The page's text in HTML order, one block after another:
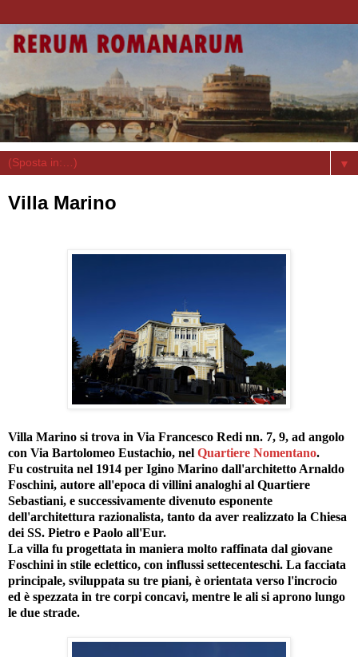
▼
Villa Marino
Villa Marino si trova in Via Francesco Redi nn. 7, 9, ad angolo
con Via Bartolomeo Eustachio, nel Quartiere Nomentano.
Fu costruita nel 1914 per Igino Marino dall'architetto Arnaldo
Foschini, autore all'epoca di villini analoghi al Quartiere
Sebastiani, e successivamente divenuto esponente
dell'architettura razionalista, tanto da aver realizzato la Chiesa
dei SS. Pietro e Paolo all'Eur.
La villa fu progettata in maniera molto raffinata dal giovane
Foschini in stile eclettico, con influssi settecenteschi. La facciata
principale, sviluppata su tre piani, è orientata verso l'incrocio
ed è spezzata in tre corpi concavi, mentre le ali si aprono lungo
le due strade.